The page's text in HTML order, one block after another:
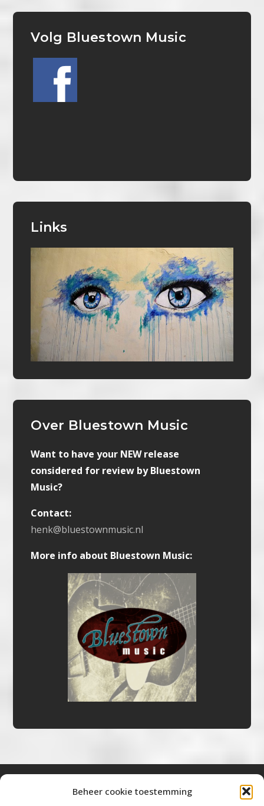
Beheer cookie toestemming
Volg Bluestown Music
Links
Over Bluestown Music
Want to have your NEW release
considered for review by Bluestown
Music?
Contact:
henk@bluestownmusic.nl
More info about Bluestown Music: